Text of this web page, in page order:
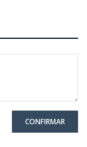
CONFIRMAR